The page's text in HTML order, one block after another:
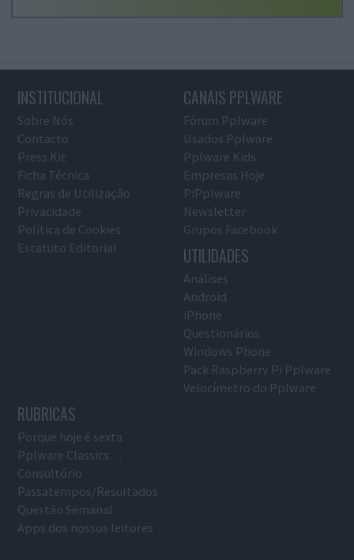
INSTITUCIONAL
Sobre Nós
Contacto
Press Kit
Ficha Técnica
Regras de Utilização
Privacidade
Política de Cookies
Estatuto Editorial
CANAIS PPLWARE
Fórum Pplware
Usados Pplware
Pplware Kids
Empresas Hoje
PiPplware
Newsletter
Grupos Facebook
UTILIDADES
Análises
Android
iPhone
Questionários
Windows Phone
Pack Raspberry Pi Pplware
Velocímetro do Pplware
RUBRICAS
Porque hoje é sexta
Pplware Classics…
Consultório
Passatempos/Resultados
Questão Semanal
Apps dos nossos leitores